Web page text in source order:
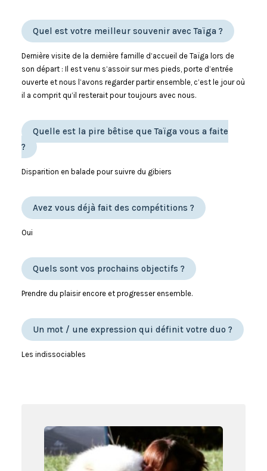
Quel est votre meilleur souvenir avec Taïga ?
Dernière visite de la dernière famille d’accueil de Taïga lors de
son départ : Il est venu s’assoir sur mes pieds, porte d’entrée
ouverte et nous l’avons regarder partir ensemble, c’est le jour où
il a comprit qu’il resterait pour toujours avec nous.
Quelle est la pire bêtise que Taïga vous a faite
?
Disparition en balade pour suivre du gibiers
Avez vous déjà fait des compétitions ?
Oui
Quels sont vos prochains objectifs ?
Prendre du plaisir encore et progresser ensemble.
Un mot / une expression qui définit votre duo ?
Les indissociables